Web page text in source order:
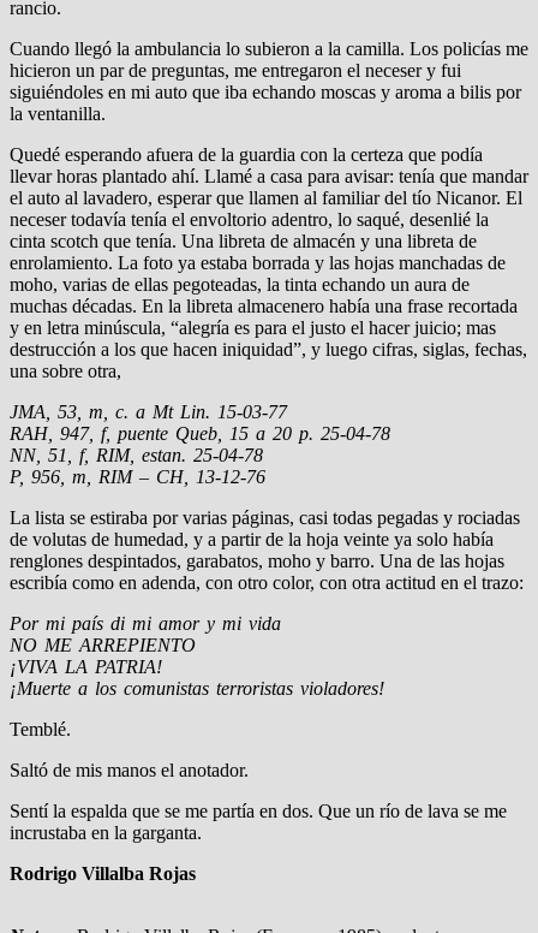
rancio.
Cuando llegó la ambulancia lo subieron a la camilla. Los policías me
hicieron un par de preguntas, me entregaron el neceser y fui
siguiéndoles en mi auto que iba echando moscas y aroma a bilis por
la ventanilla.
Quedé esperando afuera de la guardia con la certeza que podía
llevar horas plantado ahí. Llamé a casa para avisar: tenía que mandar
el auto al lavadero, esperar que llamen al familiar del tío Nicanor. El
neceser todavía tenía el envoltorio adentro, lo saqué, desenlié la
cinta scotch que tenía. Una libreta de almacén y una libreta de
enrolamiento. La foto ya estaba borrada y las hojas manchadas de
moho, varias de ellas pegoteadas, la tinta echando un aura de
muchas décadas. En la libreta almacenero había una frase recortada
y en letra minúscula, “alegría es para el justo el hacer juicio; mas
destrucción a los que hacen iniquidad”, y luego cifras, siglas, fechas,
una sobre otra,
JMA, 53, m, c. a Mt Lin. 15-03-77
RAH, 947, f, puente Queb, 15 a 20 p. 25-04-78
NN, 51, f, RIM, estan. 25-04-78
P, 956, m, RIM – CH, 13-12-76
La lista se estiraba por varias páginas, casi todas pegadas y rociadas
de volutas de humedad, y a partir de la hoja veinte ya solo había
renglones despintados, garabatos, moho y barro. Una de las hojas
escribía como en adenda, con otro color, con otra actitud en el trazo:
Por mi país di mi amor y mi vida
NO ME ARREPIENTO
¡VIVA LA PATRIA!
¡Muerte a los comunistas terroristas violadores!
Temblé.
Saltó de mis manos el anotador.
Sentí la espalda que se me partía en dos. Que un río de lava se me
incrustaba en la garganta.
Rodrigo Villalba Rojas